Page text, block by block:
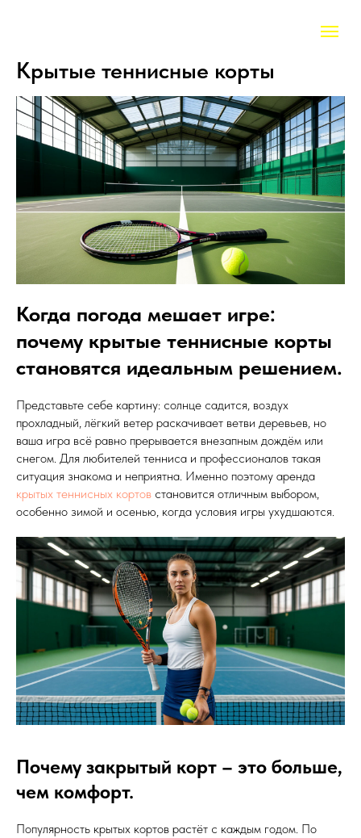
Крытые теннисные корты
Когда погода мешает игре:
почему крытые теннисные корты
становятся идеальным решением.
Представьте себе картину: солнце садится, воздух
прохладный, лёгкий ветер раскачивает ветви деревьев, но
ваша игра всё равно прерывается внезапным дождём или
снегом. Для любителей тенниса и профессионалов такая
ситуация знакома и неприятна. Именно поэтому аренда
крытых теннисных кортов становится отличным выбором,
особенно зимой и осенью, когда условия игры ухудшаются.
Почему закрытый корт – это больше,
чем комфорт.
Популярность крытых кортов растёт с каждым годом. По